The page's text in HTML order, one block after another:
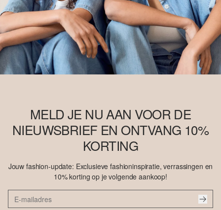
MELD JE NU AAN VOOR DE
NIEUWSBRIEF EN ONTVANG 10%
KORTING
Jouw fashion-update: Exclusieve fashioninspiratie, verrassingen en
10% korting op je volgende aankoop!